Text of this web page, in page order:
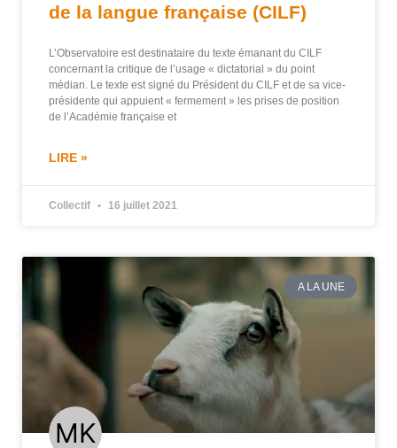
de la langue française (CILF)
L’Observatoire est destinataire du texte émanant du CILF
concernant la critique de l’usage « dictatorial » du point
médian. Le texte est signé du Président du CILF et de sa vice-
présidente qui appuient « fermement » les prises de position
de l’Académie française et
LIRE »
Collectif 16 juillet 2021
A LA UNE